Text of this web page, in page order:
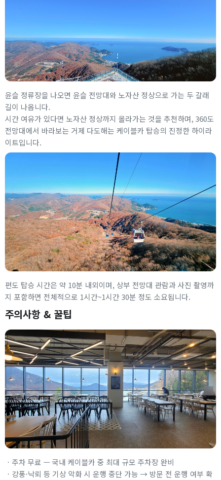
윤슬 정류장을 나오면 윤슬 전망대와 노자산 정상으로 가는 두 갈래
길이 나옵니다.
시간 여유가 있다면 노자산 정상까지 올라가는 것을 추천하며, 360도
전망대에서 바라보는 거제 다도해는 케이블카 탑승의 진정한 하이라
이트입니다.
편도 탑승 시간은 약 10분 내외이며, 상부 전망대 관람과 사진 촬영까
지 포함하면 전체적으로 1시간~1시간 30분 정도 소요됩니다.
주의사항 & 꿀팁
ㆍ주차 무료 — 국내 케이블카 중 최대 규모 주차장 완비
ㆍ강풍·낙뢰 등 기상 악화 시 운행 중단 가능 → 방문 전 운행 여부 확